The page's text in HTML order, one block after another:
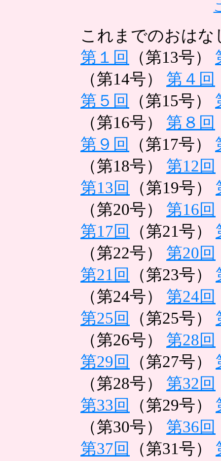
これまでのおはな
第１回
（第13号）
（第14号） 第４回
第５回
（第15号）
（第16号） 第８回
第９回
（第17号）
（第18号） 第12回
第13回
（第19号）
（第20号） 第16回
第17回
（第21号）
（第22号） 第20回
第21回
（第23号）
（第24号） 第24回
第25回
（第25号）
（第26号） 第28回
第29回
（第27号）
（第28号） 第32回
第33回
（第29号）
（第30号） 第36回
第37回
（第31号）